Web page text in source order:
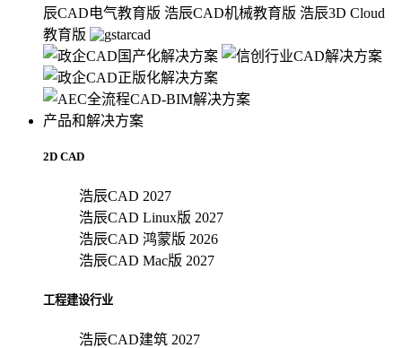
辰CAD电气教育版 浩辰CAD机械教育版 浩辰3D Cloud
教育版
产品和解决方案
2D CAD
浩辰CAD 2027
浩辰CAD Linux版 2027
浩辰CAD 鸿蒙版 2026
浩辰CAD Mac版 2027
工程建设行业
浩辰CAD建筑 2027